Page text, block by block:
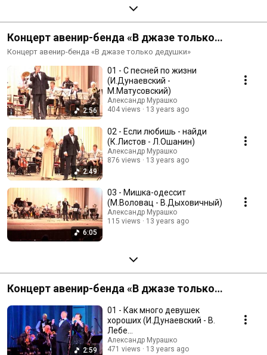
Концерт авенир-бенда «В джазе только
дедушки» | 5 мая 2009 года
Концерт авенир-бенда «В джазе только дедушки»
2:56
01 - С песней по жизни
(И.Дунаевский -
М.Матусовский)
Александр Мурашко
404 views
13 years ago
2:49
02 - Если любишь - найди
(К.Листов - Л.Ошанин)
Александр Мурашко
876 views
13 years ago
6:05
03 - Мишка-одессит
(М.Воловац - В.Дыховичный)
Александр Мурашко
115 views
13 years ago
Концерт авенир-бенда «В джазе только
дедушки» | 26 ноября 2008 года
2:59
01 - Как много девушек
хороших (И.Дунаевский - В.
Лебе...
Александр Мурашко
471 views
13 years ago